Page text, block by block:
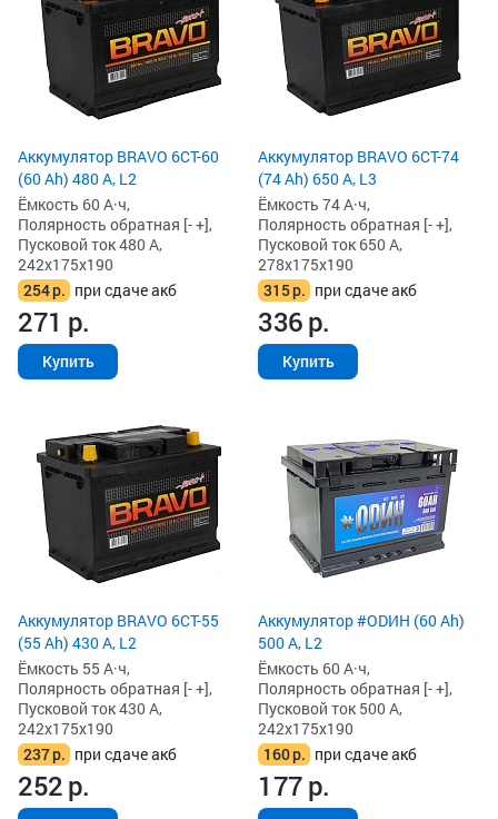
Аккумулятор BRAVO 6CT-60
(60 Ah) 480 А, L2
Ёмкость 60 А·ч,
Полярность обратная [- +],
Пусковой ток 480 А,
242x175x190
254р. при сдаче акб
271 р.
Купить
Аккумулятор BRAVO 6CT-74
(74 Ah) 650 А, L3
Ёмкость 74 А·ч,
Полярность обратная [- +],
Пусковой ток 650 А,
278x175x190
315р. при сдаче акб
336р.
Купить
Аккумулятор BRAVO 6CT-55
(55 Ah) 430 А, L2
Ёмкость 55 А·ч,
Полярность обратная [- +],
Пусковой ток 430 А,
242x175x190
237р. при сдаче акб
252р.
Аккумулятор #ODИH (60 Ah)
500 А, L2
Ёмкость 60 А·ч,
Полярность обратная [- +],
Пусковой ток 500 А,
242x175x190
160р. при сдаче акб
177р.